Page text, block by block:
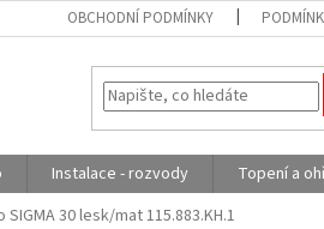
OBCHODNÍ PODMÍNKY
Instalace - rozvody Topení a
30 lesk/mat 115.883.KH.1